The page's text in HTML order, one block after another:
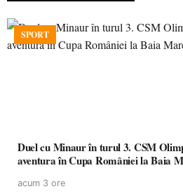
SPORT
Duel cu Minaur în turul 3. CSM
aventura în Cupa României la Baia
acum 3 ore